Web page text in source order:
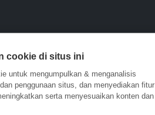
cookie di situs ini
untuk mengumpulkan & menganalisis
penggunaan situs, dan menyediakan fitur
serta menyesuaikan konten dan